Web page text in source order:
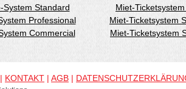
System Standard
Professional
Commercial
Miet-
Miet-Ticketsystem
Miet-Ticketsystem
| KONTAKT | AGB |